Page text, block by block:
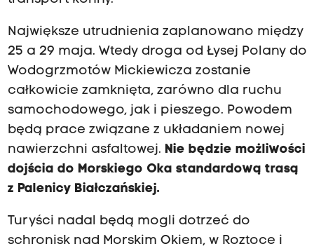
Największe utrudnienia zaplanowano między
25 a 29 maja. Wtedy droga od Łysej Polany do
Wodogrzmotów Mickiewicza zostanie
całkowicie zamknięta, zarówno dla ruchu
samochodowego, jak i pieszego. Powodem
będą prace związane z układaniem nowej
nawierzchni asfaltowej. Nie będzie możliwości
dojścia do Morskiego Oka standardową trasą
z Palenicy Białczańskiej.
Turyści nadal będą mogli dotrzeć do
schronisk nad Morskim Okiem, w Roztoce i